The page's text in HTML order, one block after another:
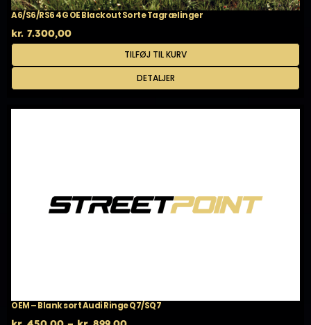
A6/S6/RS6 4G OE Blackout Sorte Tagrælinger
kr. 7.300,00
TILFØJ TIL KURV
DETALJER
OEM – Blank sort Audi Ringe Q7/SQ7